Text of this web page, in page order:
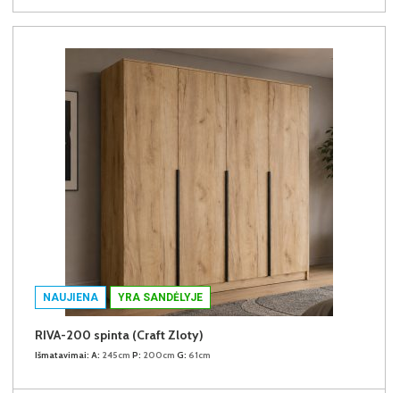
NAUJIENA YRA SANDĖLYJE
RIVA-200 spinta (Craft Zloty)
Išmatavimai: A: 245cm P: 200cm G: 61cm